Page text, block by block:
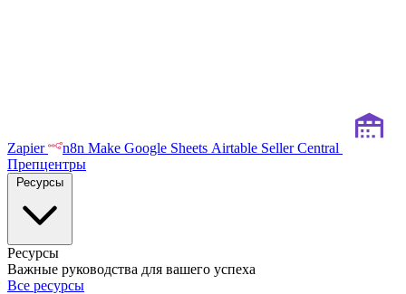
Zapier n8n Make Google Sheets Airtable Seller Central
Препцентры
Ресурсы
Важные руководства для вашего успеха
Все ресурсы